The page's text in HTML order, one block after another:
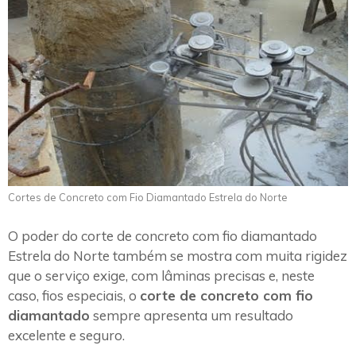
Cortes de Concreto com Fio Diamantado Estrela do Norte
O poder do corte de concreto com fio diamantado
Estrela do Norte também se mostra com muita rigidez
que o serviço exige, com lâminas precisas e, neste
caso, fios especiais, o corte de concreto com fio
diamantado sempre apresenta um resultado
excelente e seguro.